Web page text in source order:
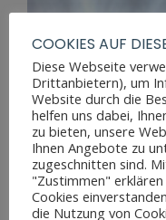
COOKIES AUF
Diese Webseite
Drittanbietern), um
Website durch die
helfen uns dabei,
zu bieten, unsere
Ihnen Angebote zu
zugeschnitten sind.
"Zustimmen"
Cookies
die Nutzung von